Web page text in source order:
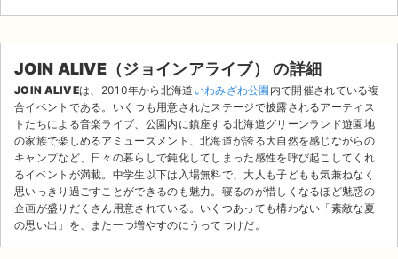
ご利用ガイド
ご利用ガイド
手数料・お支払い方法
AIに質問する
よくある質問
JOIN ALIVE（ジョインアライブ） の詳細
JOIN ALIVEは、2010年から北海道 いわみざわ公園 内で開催されている複
合イベントである。いくつも用意されたステージで披露されるアーティス
トたちによる音楽ライブ、公園内に鎮座する北海道グリーンランド遊園地
の家族で楽しめるアミューズメント、北海道が誇る大自然を感じながらの
キャンプなど、日々の暮らしで鈍化してしまった感性を呼び起こしてくれ
るイベントが満載。中学生以下は入場無料で、大人も子どもも気兼ねなく
思いっきり過ごすことができるのも魅力。寝るのが惜しくなるほど魅惑の
企画が盛りだくさん用意されている。いくつあっても構わない「素敵な夏
の思い出」を、また一つ増やすのにうってつけだ。